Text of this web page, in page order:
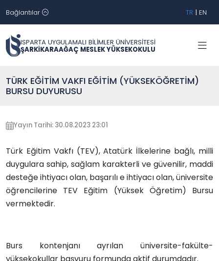
Bağlantılar TR | EN
ISPARTA UYGULAMALI BİLİMLER ÜNİVERSİTESİ
ŞARKİKARAAĞAÇ MESLEK YÜKSEKOKULU
TÜRK EĞİTİM VAKFI EĞİTİM (YÜKSEKÖĞRETİM)
BURSU DUYURUSU
Yayın Tarihi: 30.08.2023 23:01
Türk Eğitim Vakfı (TEV), Atatürk İlkelerine bağlı, milli
duygulara sahip, sağlam karakterli ve güvenilir, maddi
desteğe ihtiyacı olan, başarılı e ihtiyacı olan, üniversite
öğrencilerine TEV Eğitim (Yüksek Öğretim) Bursu
vermektedir.
Burs kontenjanı ayrılan üniversite-fakülte-